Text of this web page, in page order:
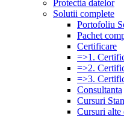
Protectia datelor
Solutii complete
Portofoliu
Pachet
Certificare
=>1.
=>2.
=>3.
Consultanta
Cursuri
Cursuri alte